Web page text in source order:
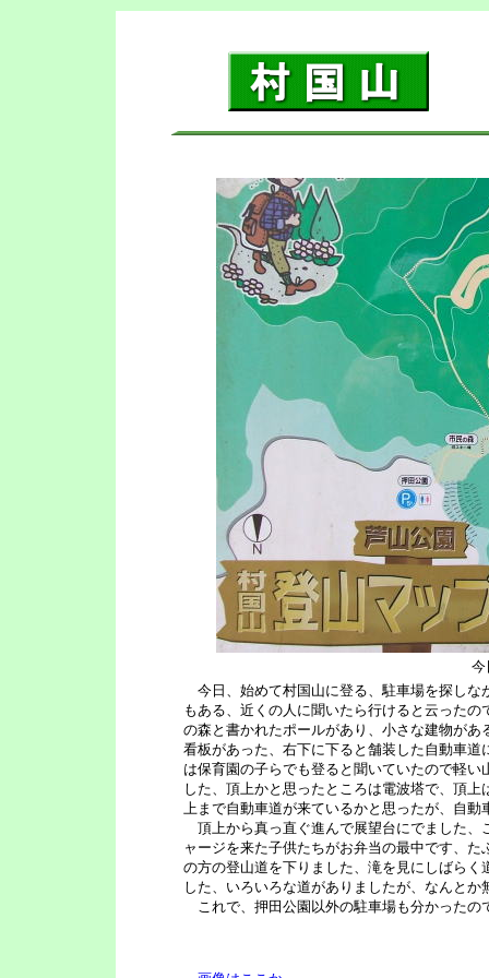
今
今日、始めて村国山に登る、駐車場を探しな
もある、近くの人に聞いたら行けると云った
の森と書かれたポールがあり、小さな建物が
看板があった、右下に下ると舗装した自動車
は保育園の子らでも登ると聞いていたので軽
した、頂上かと思ったところは電波塔で、頂
上まで自動車道が来ているかと思ったが、自動
頂上から真っ直ぐ進んで展望台にでました、
ャージを来た子供たちがお弁当の最中です、
の方の登山道を下りました、滝を見にしばら
した、いろいろな道がありましたが、なんと
これで、押田公園以外の駐車場も分かったの